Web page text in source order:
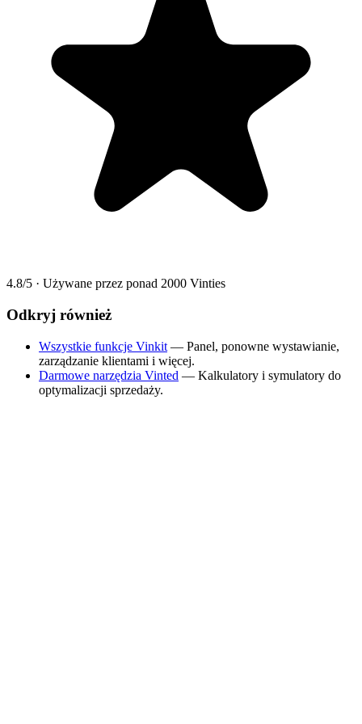
4.8/5 · Używane przez ponad 2000 Vinties
Odkryj również
Wszystkie funkcje Vinkit — Panel, ponowne wystawianie,
zarządzanie klientami i więcej.
Darmowe narzędzia Vinted — Kalkulatory i symulatory do
optymalizacji sprzedaży.